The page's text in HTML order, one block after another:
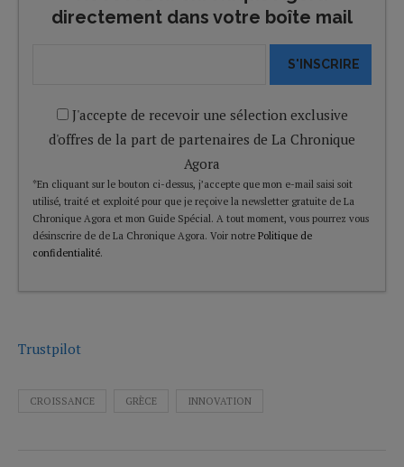
directement dans votre boîte mail
S'INSCRIRE
J'accepte de recevoir une sélection exclusive
d'offres de la part de partenaires de La Chronique
Agora
*En cliquant sur le bouton ci-dessus, j’accepte que mon e-mail saisi soit
utilisé, traité et exploité pour que je reçoive la newsletter gratuite de La
Chronique Agora et mon Guide Spécial. A tout moment, vous pourrez vous
désinscrire de de La Chronique Agora. Voir notre Politique de
confidentialité.
Trustpilot
CROISSANCE GRÈCE INNOVATION